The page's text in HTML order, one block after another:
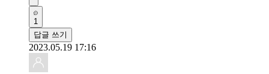
1
답글 쓰기
2023.05.19 17:16